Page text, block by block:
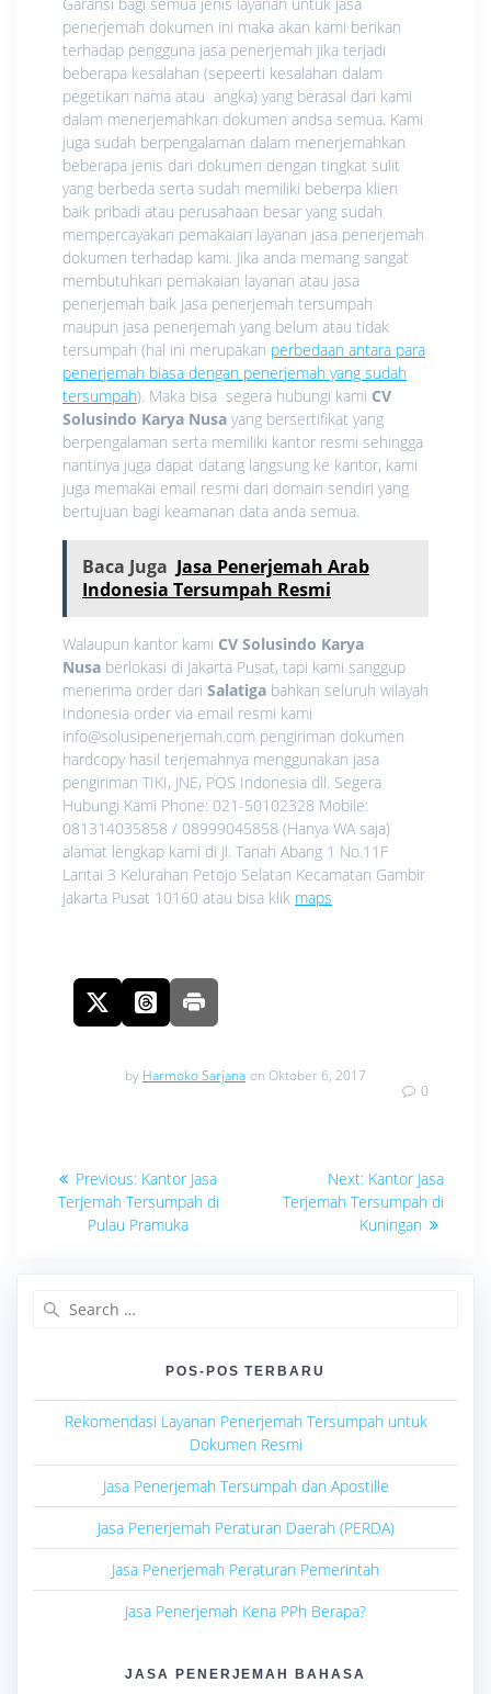
penerjemah dokumen ini maka akan kami berikan
terhadap pengguna jasa penerjemah jika terjadi
beberapa kesalahan (sepeerti kesalahan dalam
pegetikan nama atau angka) yang berasal dari kami
dalam menerjemahkan dokumen andsa semua. Kami
juga sudah berpengalaman dalam menerjemahkan
beberapa jenis dari dokumen dengan tingkat sulit
yang berbeda serta sudah memiliki beberpa klien
baik pribadi atau perusahaan besar yang sudah
mempercayakan pemakaian layanan jasa penerjemah
dokumen terhadap kami. Jika anda memang sangat
membutuhkan pemakaian layanan atau jasa
penerjemah baik jasa penerjemah tersumpah
maupun jasa penerjemah yang belum atau tidak
tersumpah (hal ini merupakan perbedaan antara para
penerjemah biasa dengan penerjemah yang sudah
tersumpah). Maka bisa segera hubungi kami CV
Solusindo Karya Nusa yang bersertifikat yang
berpengalaman serta memiliki kantor resmi sehingga
nantinya juga dapat datang langsung ke kantor, kami
juga memakai email resmi dari domain sendiri yang
bertujuan bagi keamanan data anda semua.
Baca Juga Jasa Penerjemah Arab
Indonesia Tersumpah Resmi
Walaupun kantor kami CV Solusindo Karya
Nusa berlokasi di Jakarta Pusat, tapi kami sanggup
menerima order dari Salatiga bahkan seluruh wilayah
Indonesia order via email resmi kami
info@solusipenerjemah.com pengiriman dokumen
hardcopy hasil terjemahnya menggunakan jasa
pengiriman TIKI, JNE, POS Indonesia dll. Segera
Hubungi Kami Phone: 021-50102328 Mobile:
081314035858 / 08999045858 (Hanya WA saja)
alamat lengkap kami di Jl. Tanah Abang 1 No.11F
Lantai 3 Kelurahan Petojo Selatan Kecamatan Gambir
Jakarta Pusat 10160 atau bisa klik maps
by Harmoko Sarjana on Oktober 6, 2017
0
Navigasi
pos
Previous: Previous
post:
Kantor Jasa
Terjemah Tersumpah di
Pulau Pramuka
Next: Next
post:
Kantor Jasa
Terjemah Tersumpah di
Kuningan
POS-POS TERBARU
Rekomendasi Layanan Penerjemah Tersumpah untuk
Dokumen Resmi
Jasa Penerjemah Tersumpah dan Apostille
Jasa Penerjemah Peraturan Daerah (PERDA)
Jasa Penerjemah Peraturan Pemerintah
Jasa Penerjemah Kena PPh Berapa?
JASA PENERJEMAH BAHASA